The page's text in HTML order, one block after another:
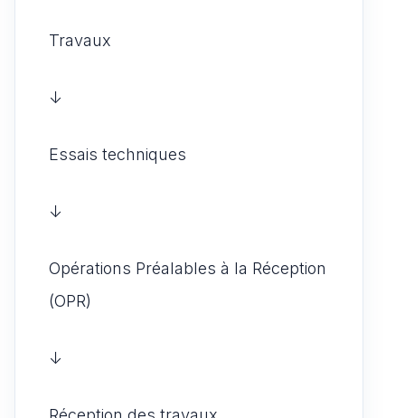
Travaux
↓
Essais techniques
↓
Opérations Préalables à la Réception
(OPR)
↓